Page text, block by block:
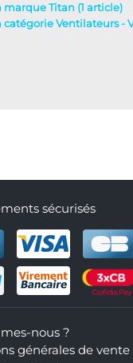
Titan (1 article)
Ventilateurs -
sécurisés
nous ?
générales de vente